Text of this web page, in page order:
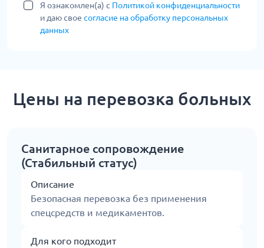
Я ознакомлен(а) с Политикой конфиденциальности
и даю свое согласие на обработку персональных
данных
Цены на перевозка больных
Санитарное сопровождение
(Стабильный статус)
Описание
Безопасная перевозка без применения
спецсредств и медикаментов.
Для кого подходит